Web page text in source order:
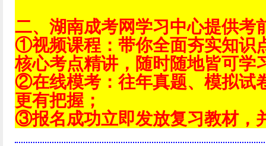
二、湖南成考网学习中心提供考
①视频课程：带你全面夯实知识
核心考点精讲，随时随地皆可学
②在线模考：往年真题、模拟试
更有把握；
③报名成功立即发放复习教材，